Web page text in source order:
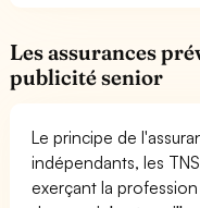
Les assurances
publicité senior
Le principe de
indépendants, les
exerçant la